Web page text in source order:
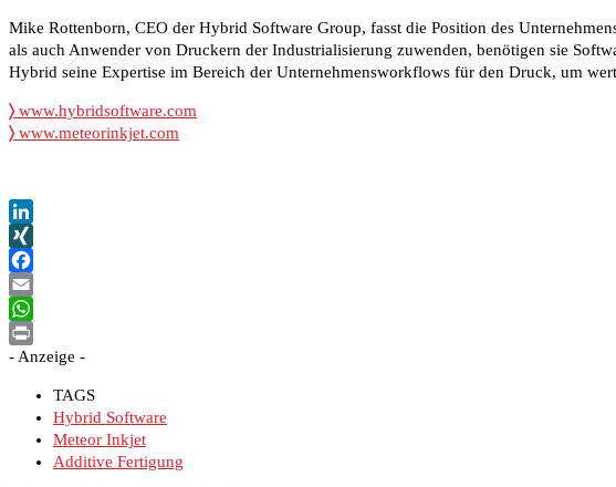
Mike Rottenborn, CEO der Hybrid Software Group, fasst die Position des
als auch Anwender von Druckern der Industrialisierung zuwenden, benötigen sie
Hybrid seine Expertise im Bereich der Unternehmensworkflows für den Druck, um
〉 www.hybridsoftware.com
〉 www.meteorinkjet.com
LinkedIn
XING
Facebook
Email
WhatsApp
Print
- Anzeige -
TAGS
Hybrid Software
Meteor Inkjet
Additive Fertigung